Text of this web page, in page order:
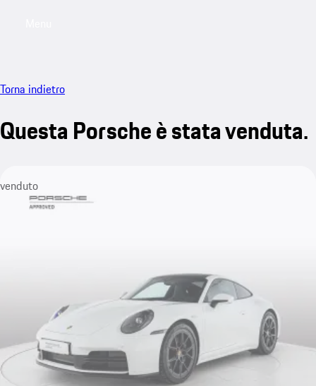
Torna indietro
Questa Porsche è stata venduta.
venduto